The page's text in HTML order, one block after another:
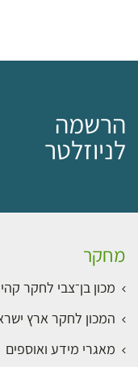
הרשמה
לניוזלטר
מחקר
מכון בן־צבי לחקר
המכון לחקר ארץ
מאגרי מידע ואוספים